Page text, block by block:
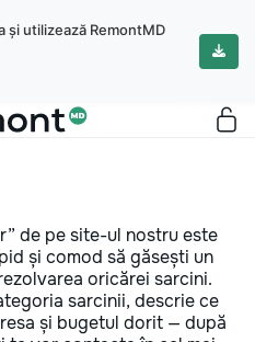
și utilizează RemontMD
de pe site-ul nostru este
și comod să găsești un
oricărei sarcini.
sarcinii, descrie ce
și bugetul dorit — după